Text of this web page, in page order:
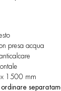
presa acqua
1500 mm